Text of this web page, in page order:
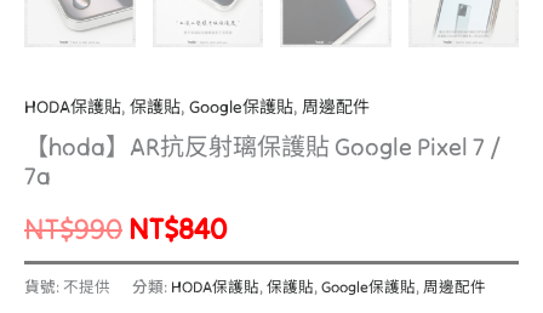
HODA保護貼, 保護貼, Google保護貼, 周邊配件
【hoda】AR抗反射璃保護貼 Google Pixel 7 /
7a
NT$990 NT$840
貨號: 不提供 分類: HODA保護貼, 保護貼, Google保護貼, 周邊配件